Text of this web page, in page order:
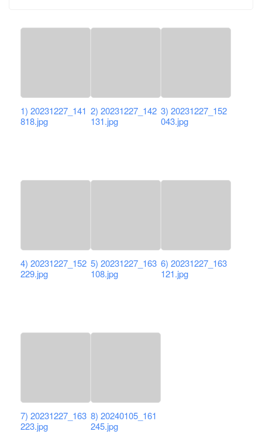
1) 20231227_141
818.jpg
2) 20231227_142
131.jpg
3) 20231227_152
043.jpg
4) 20231227_152
229.jpg
5) 20231227_163
108.jpg
6) 20231227_163
121.jpg
7) 20231227_163
223.jpg
8) 20240105_161
245.jpg